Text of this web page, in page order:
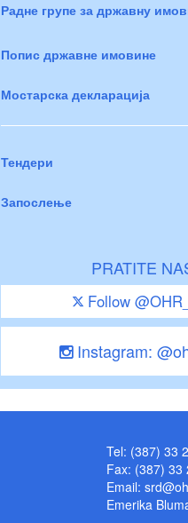
Радне групе за државну
Попис државне имовине
Мостарска декларација
Тендери
Запослење
PRATITE
Follow
Instagram:
Tel: (387) 33
Fax: (387) 33
Email:
Emerika